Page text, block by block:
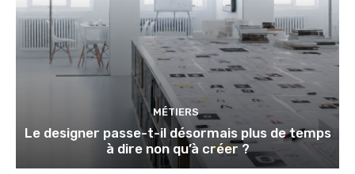
MÉTIERS
Le designer passe-t-il désormais plus de temps
à dire non qu’à créer ?